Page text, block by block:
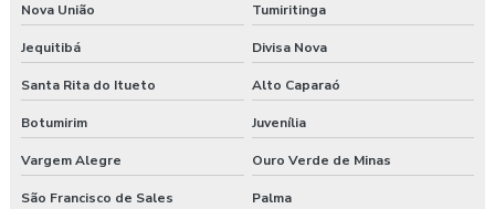
Nova União Tumiritinga
Jequitibá Divisa Nova
Santa Rita do Itueto Alto Caparaó
Botumirim Juvenília
Vargem Alegre Ouro Verde de Minas
São Francisco de Sales Palma